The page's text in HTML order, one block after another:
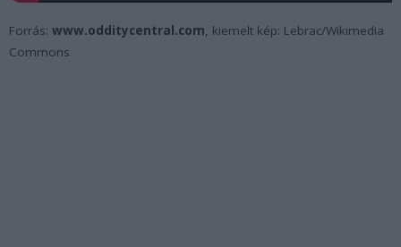
Forrás: www.odditycentral.com, kiemelt kép: Lebrac/Wikimedia
Commons